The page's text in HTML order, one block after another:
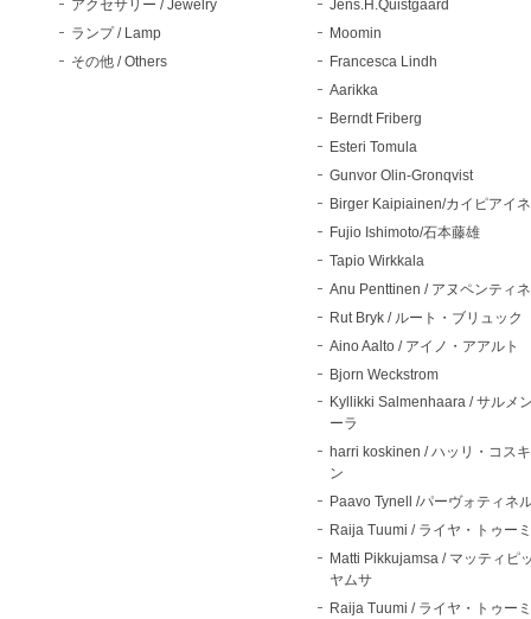
アクセサリー / Jewelry
ランプ / Lamp
その他 / Others
Jens.H.Quistgaard
Moomin
Francesca Lindh
Aarikka
Berndt Friberg
Esteri Tomula
Gunvor Olin-Gronqvist
Birger Kaipiainen/カイピアイ
Fujio Ishimoto/石本藤雄
Tapio Wirkkala
Anu Penttinen / アヌペンティ
Rut Bryk / ルート・ブリュック
Aino Aalto / アイノ・アアルト
Bjorn Weckstrom
Kyllikki Salmenhaara / サルメ
ーラ
harri koskinen / ハッリ・コス
ン
Paavo Tynell /パーヴォティネ
Raija Tuumi / ライヤ・トゥーミ
Matti Pikkujamsa / マッティピ
ヤムサ
Raija Tuumi / ライヤ・トゥーミ